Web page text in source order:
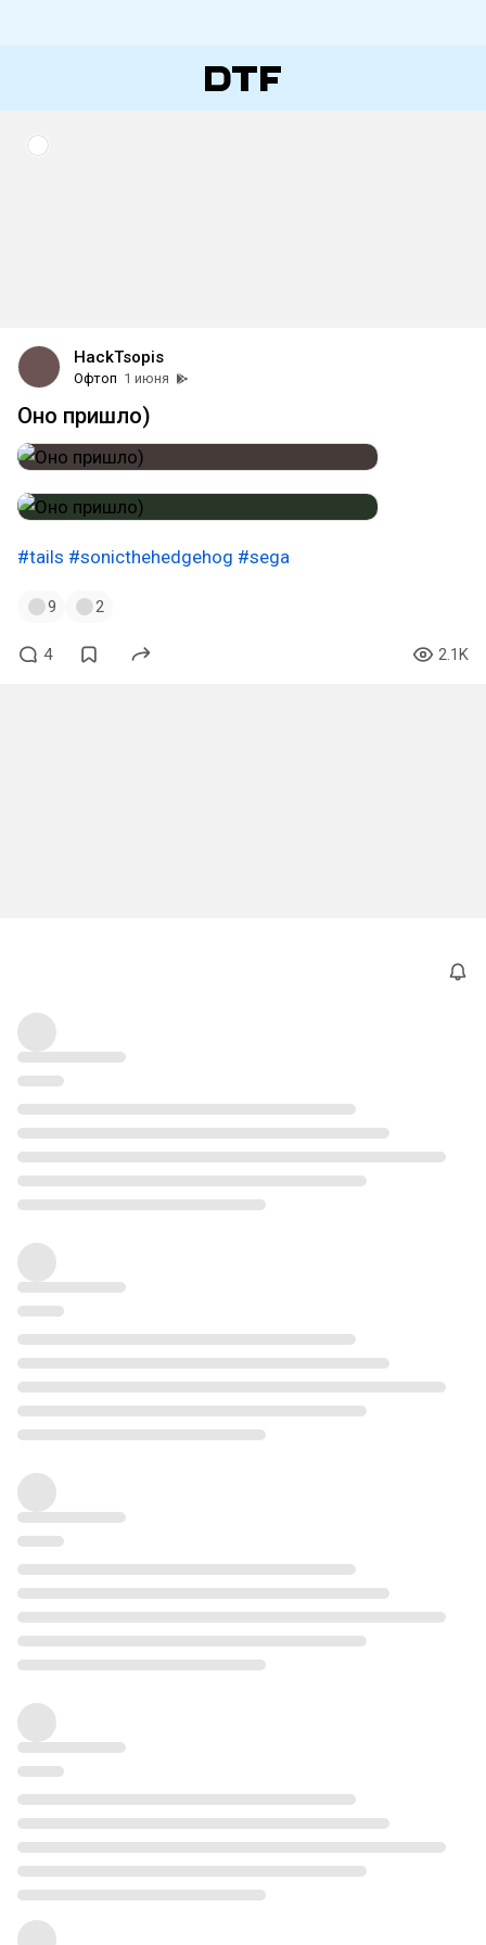
HackTsopis
Офтоп 1 июня
Оно пришло)
#tails #sonicthehedgehog #sega
9 2
4 2.1K